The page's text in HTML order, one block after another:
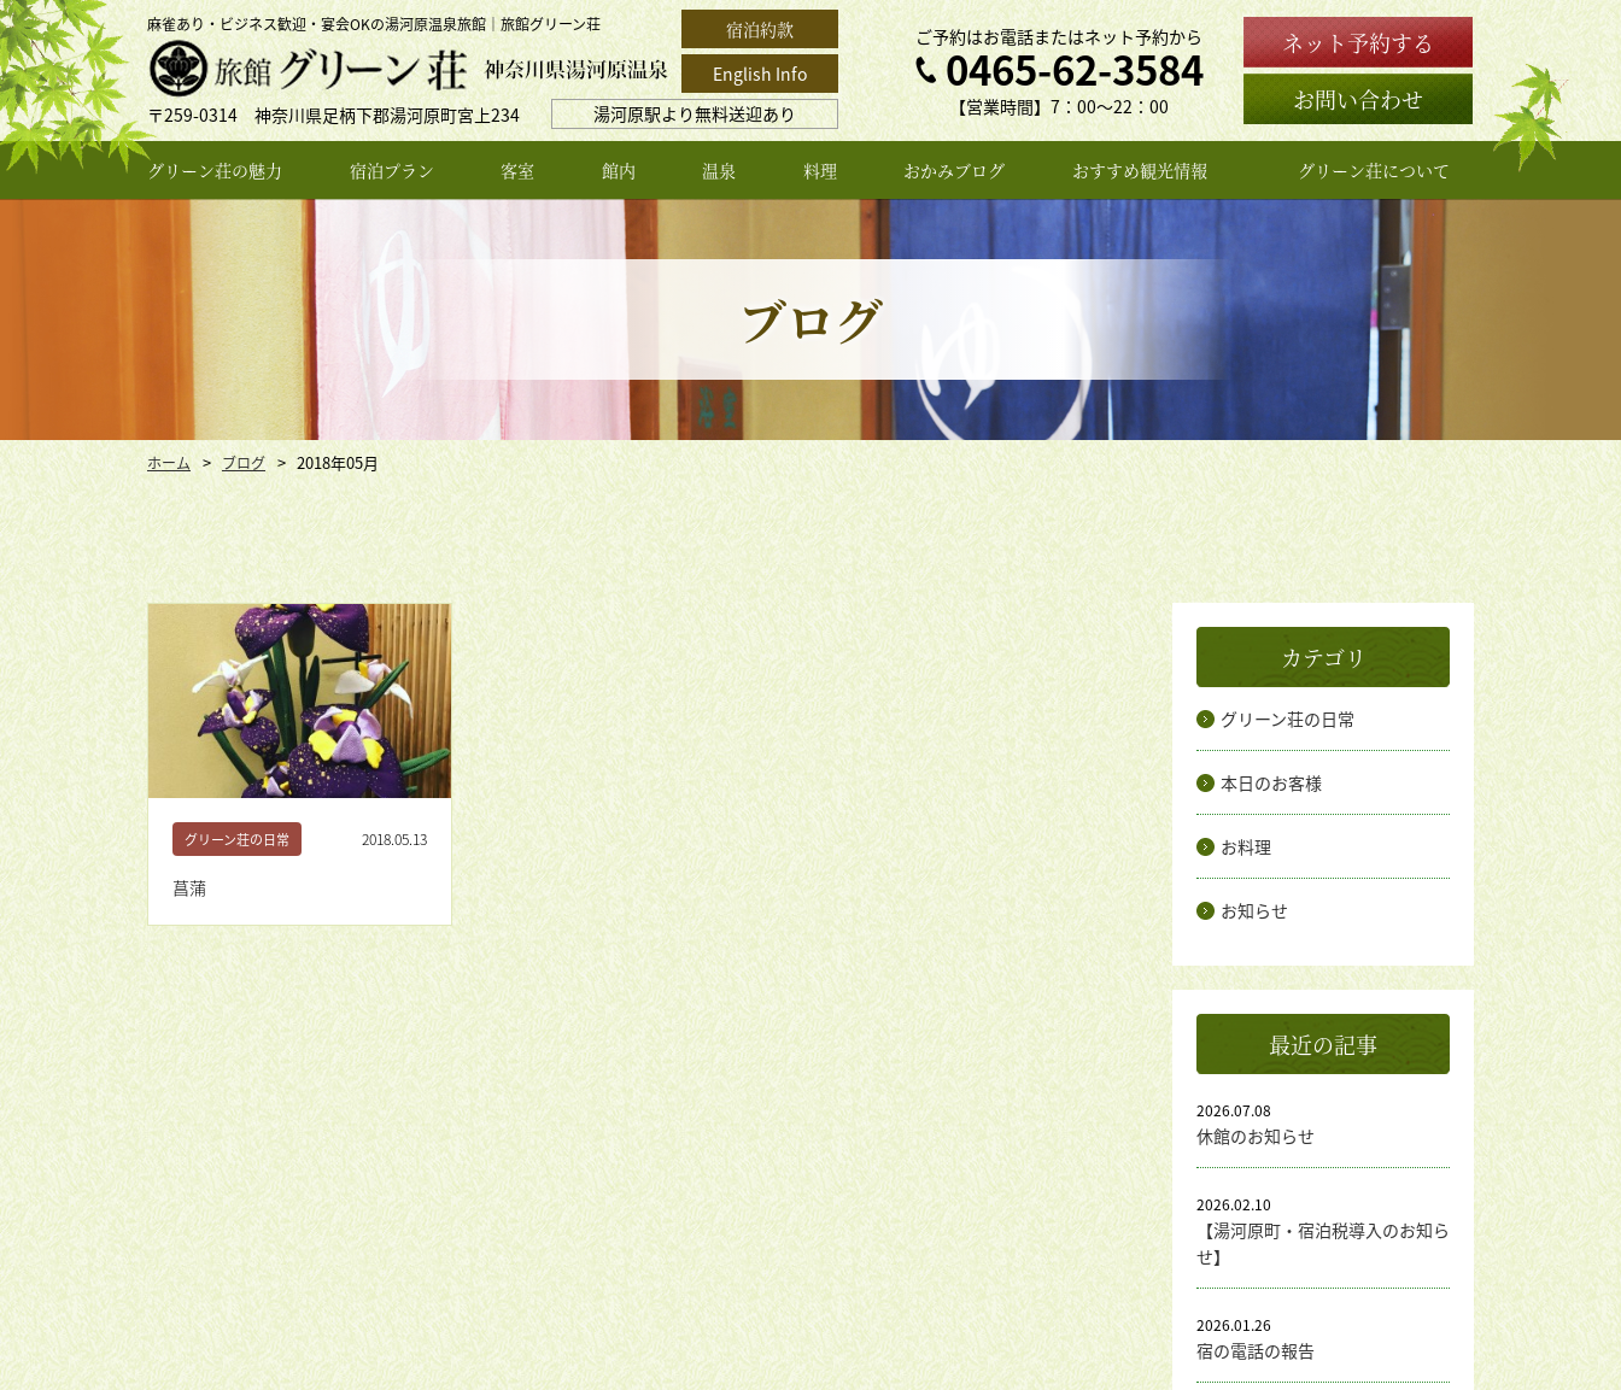
麻雀あり・ビジネス歓迎・宴会OKの湯河原温泉旅館｜旅館グリーン荘
〒259-0314 神奈川県足柄下郡湯河原町宮上234 湯河原駅より無料送迎あり
宿泊約款
English Info
ご予約はお電話またはネット予約から
0465-62-3584
【営業時間】7：00〜22：00
ネット予約する
お問い合わせ
グリーン荘の魅力 宿泊プラン 客室 館内 温泉 料理 おかみブログ おすすめ観光情報 グリーン荘について
女将のプロフィール
よくある質問
アクセス
旅館概要
お問い合わせ
ブログ
ホーム ブログ 2018年05月
グリーン荘の日常 2018.05.13
菖蒲
カテゴリ
グリーン荘の日常
本日のお客様
お料理
お知らせ
最近の記事
休館のお知らせ
2026.07.08
【湯河原町・宿泊税導入のお知ら
せ】
2026.02.10
宿の電話の報告
2026.01.26